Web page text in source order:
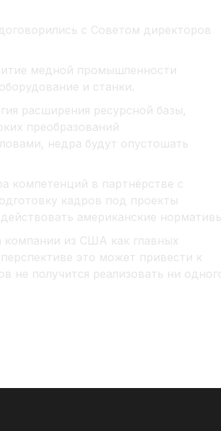
с Советом директоров
медной промышленности
и станки.
расширения ресурсной базы,
преобразований
недра будут опустошать
компетенций в партнёрстве с
кадров под проекты
американские
компании из США как главных
это может привести к
не получится реализовать ни